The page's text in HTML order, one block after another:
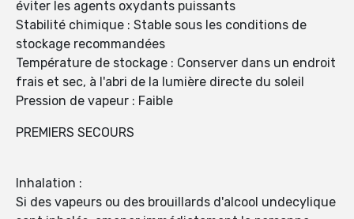
éviter les agents oxydants puissants
Stabilité chimique : Stable sous les conditions de
stockage recommandées
Température de stockage : Conserver dans un endroit
frais et sec, à l'abri de la lumière directe du soleil
Pression de vapeur : Faible
PREMIERS SECOURS
Inhalation :
Si des vapeurs ou des brouillards d'alcool undecylique